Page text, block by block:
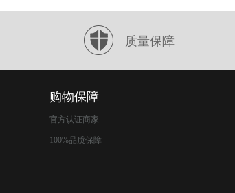
质量保障
购物保障
官方认证商家
100%品质保障